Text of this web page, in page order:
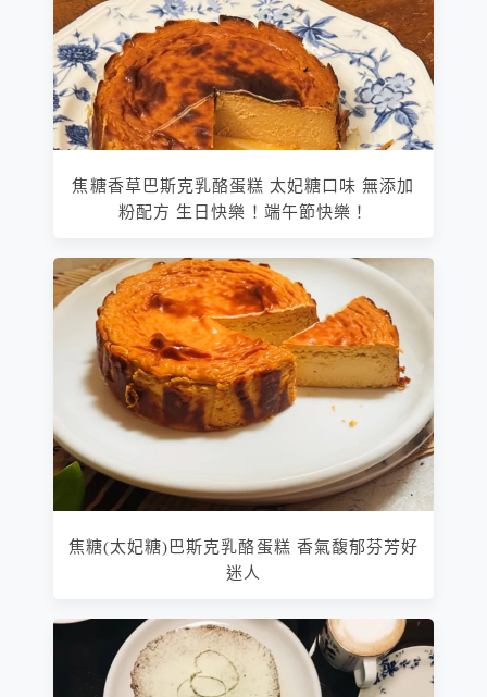
焦糖香草巴斯克乳酪蛋糕 太妃糖口味 無添加
粉配方 生日快樂！端午節快樂！
焦糖(太妃糖)巴斯克乳酪蛋糕 香氣馥郁芬芳好
迷人